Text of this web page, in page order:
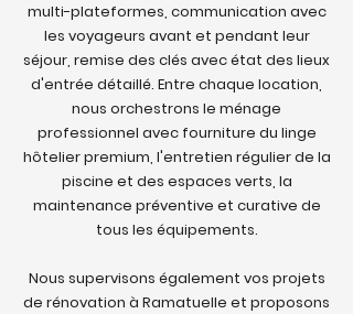
multi-plateformes, communication avec
les voyageurs avant et pendant leur
séjour, remise des clés avec état des lieux
d'entrée détaillé. Entre chaque location,
nous orchestrons le ménage
professionnel avec fourniture du linge
hôtelier premium, l'entretien régulier de la
piscine et des espaces verts, la
maintenance préventive et curative de
tous les équipements.
Nous supervisons également vos projets
de rénovation à Ramatuelle et proposons